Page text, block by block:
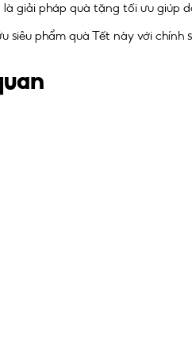
là giải pháp quà tặng tối ưu giúp
siêu phẩm quà Tết này với